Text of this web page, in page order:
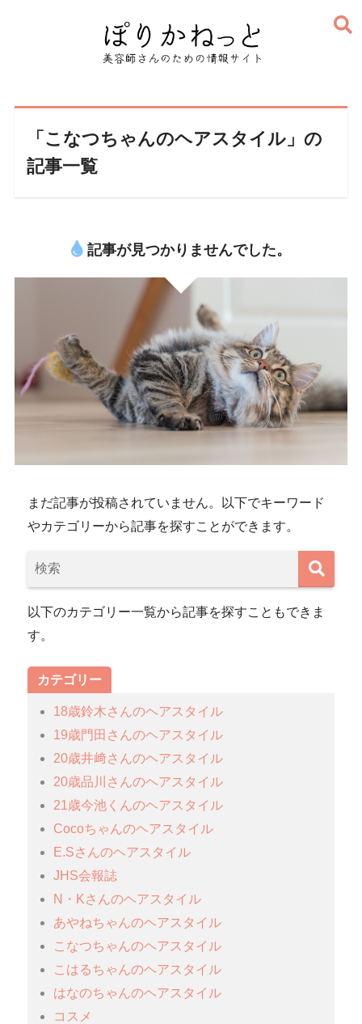
「こなつちゃんのヘアスタイル」の
記事一覧
記事が見つかりませんでした。
まだ記事が投稿されていません。以下でキーワード
やカテゴリーから記事を探すことができます。
以下のカテゴリー一覧から記事を探すこともできま
す。
カテゴリー
18歳鈴木さんのヘアスタイル
19歳門田さんのヘアスタイル
20歳井﨑さんのヘアスタイル
20歳品川さんのヘアスタイル
21歳今池くんのヘアスタイル
Cocoちゃんのヘアスタイル
E.Sさんのヘアスタイル
JHS会報誌
N・Kさんのヘアスタイル
あやねちゃんのヘアスタイル
こなつちゃんのヘアスタイル
こはるちゃんのヘアスタイル
はなのちゃんのヘアスタイル
コスメ